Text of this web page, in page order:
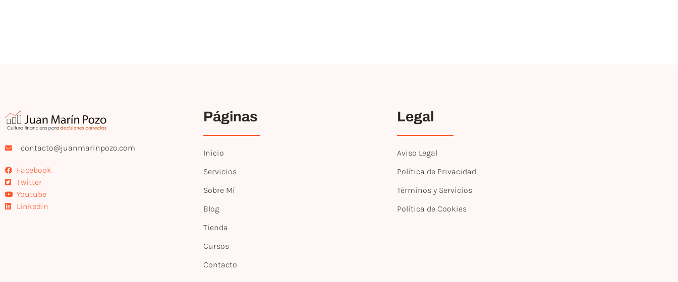
contacto@juanmarinpozo.com
Facebook
Twitter
Youtube
Linkedin
Páginas
Inicio
Servicios
Sobre Mí
Blog
Tienda
Cursos
Contacto
Legal
Aviso Legal
Política de Privacidad
Términos y Servicios
Política de Cookies